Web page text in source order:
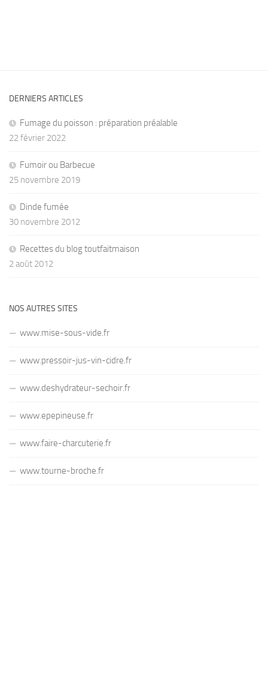
DERNIERS ARTICLES
Fumage du poisson : préparation préalable
22 février 2022
Fumoir ou Barbecue
25 novembre 2019
Dinde fumée
30 novembre 2012
Recettes du blog toutfaitmaison
2 août 2012
NOS AUTRES SITES
www.mise-sous-vide.fr
www.pressoir-jus-vin-cidre.fr
www.deshydrateur-sechoir.fr
www.epepineuse.fr
www.faire-charcuterie.fr
www.tourne-broche.fr